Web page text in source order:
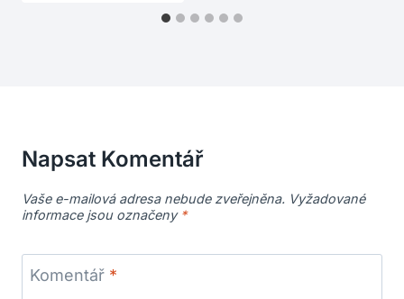
Napsat Komentář
Vaše e-mailová adresa nebude zveřejněna. Vyžadované
informace jsou označeny *
Komentář *